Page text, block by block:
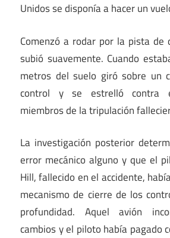
Unidos se disponía a hacer un
Comenzó a rodar por la pista de
subió suavemente. Cuando
metros del suelo giró sobre un
control y se estrelló contra
miembros de la tripulación
La investigación posterior
error mecánico alguno y que el
Hill, fallecido en el accidente,
mecanismo de cierre de los
profundidad. Aquel avión
cambios y el piloto había pagado